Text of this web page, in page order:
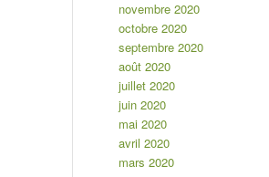
novembre 2020
octobre 2020
septembre 2020
août 2020
juillet 2020
juin 2020
mai 2020
avril 2020
mars 2020